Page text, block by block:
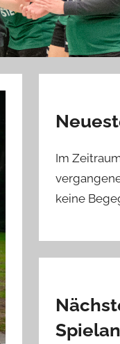
Im
keine